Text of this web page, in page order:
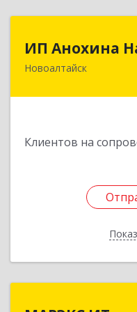
ИП Анохина
Новоалтайск
Клиентов на
658041,